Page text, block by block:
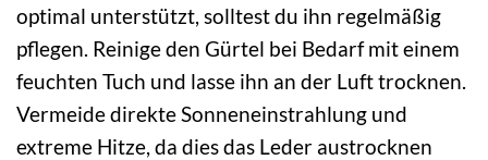
optimal unterstützt, solltest du ihn regelmäßig
pflegen. Reinige den Gürtel bei Bedarf mit einem
feuchten Tuch und lasse ihn an der Luft trocknen.
Vermeide direkte Sonneneinstrahlung und
extreme Hitze, da dies das Leder austrocknen